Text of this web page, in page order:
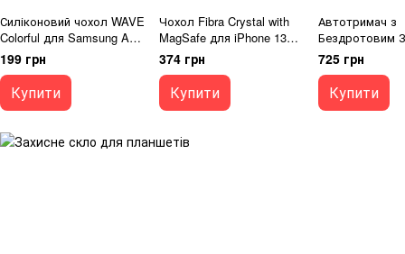
Силіконовий чохол WAVE
Colorful для Samsung A17
light purple Full Camera
(TPU)
199 грн
Купити
Чохол Fibra Crystal with
MagSafe для iPhone 13
clear
374 грн
Купити
Автотримач з
Бездротовим
Tesseract GP-
15W black
725 грн
Купити